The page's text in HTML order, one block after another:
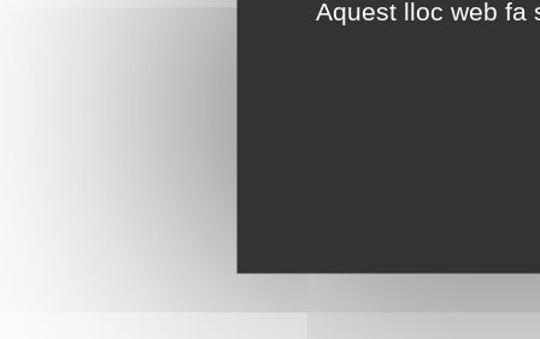
Aquest lloc web fa